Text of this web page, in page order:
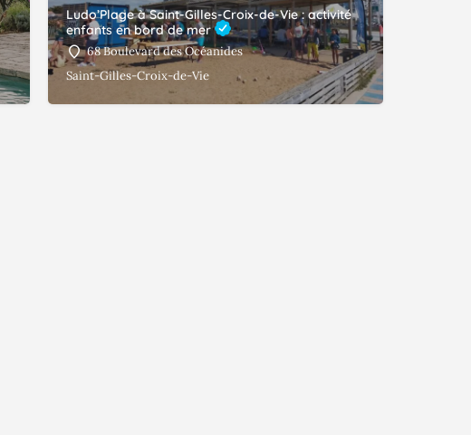
Ludo’Plage à Saint-Gilles-Croix-de-Vie : activité
enfants en bord de mer
68 Boulevard des Océanides
Saint-Gilles-Croix-de-Vie